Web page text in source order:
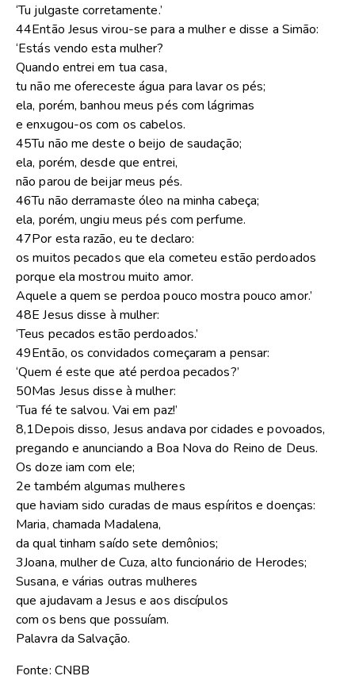
‘Tu julgaste corretamente.’
44Então Jesus virou-se para a mulher e disse a Simão:
‘Estás vendo esta mulher?
Quando entrei em tua casa,
tu não me ofereceste água para lavar os pés;
ela, porém, banhou meus pés com lágrimas
e enxugou-os com os cabelos.
45Tu não me deste o beijo de saudação;
ela, porém, desde que entrei,
não parou de beijar meus pés.
46Tu não derramaste óleo na minha cabeça;
ela, porém, ungiu meus pés com perfume.
47Por esta razão, eu te declaro:
os muitos pecados que ela cometeu estão perdoados
porque ela mostrou muito amor.
Aquele a quem se perdoa pouco mostra pouco amor.’
48E Jesus disse à mulher:
‘Teus pecados estão perdoados.’
49Então, os convidados começaram a pensar:
‘Quem é este que até perdoa pecados?’
50Mas Jesus disse à mulher:
‘Tua fé te salvou. Vai em paz!’
8,1Depois disso, Jesus andava por cidades e povoados,
pregando e anunciando a Boa Nova do Reino de Deus.
Os doze iam com ele;
2e também algumas mulheres
que haviam sido curadas de maus espíritos e doenças:
Maria, chamada Madalena,
da qual tinham saído sete demônios;
3Joana, mulher de Cuza, alto funcionário de Herodes;
Susana, e várias outras mulheres
que ajudavam a Jesus e aos discípulos
com os bens que possuíam.
Palavra da Salvação.
Fonte: CNBB